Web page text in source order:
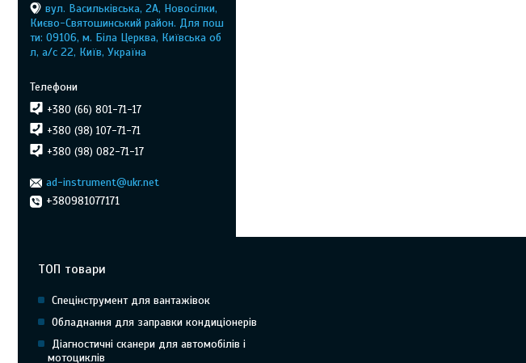
вул. Васильківська, 2А, Новосілки,
Києво-Святошинський район. Для пош
ти: 09106, м. Біла Церква, Київська об
л, а/с 22, Київ, Україна
+380 (66) 801-71-17
+380 (98) 107-71-71
+380 (98) 082-71-17
ad-instrument@ukr.net
+380981077171
ТОП товари
Спецінструмент для вантажівок
Обладнання для заправки кондиціонерів
Діагностичні сканери для автомобілів і
мотоциклів